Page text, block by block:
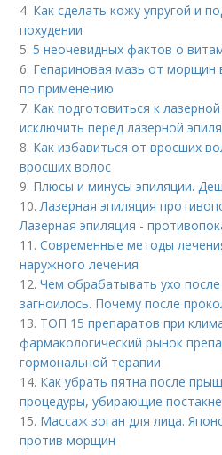
4. Как сделать кожу упругой и
похудении
5. 5 неочевидных фактов о
6. Гепариновая мазь от морщин
по применению
7. Как подготовиться к
исключить перед лазерной
8. Как избавиться от вросших
вросших волос
9. Плюсы и минусы эпиляции.
10.Лазерная эпиляция
Лазерная эпиляция -
11.Современные методы
наружного лечения
12.Чем обрабатывать ухо
загноилось. Почему после
13. ТОП 15 препаратов при
фармакологический рынок
гормональной терапии
14. Как убрать пятна после
процедуры, убирающие
15. Массаж зоган для лица.
против морщин